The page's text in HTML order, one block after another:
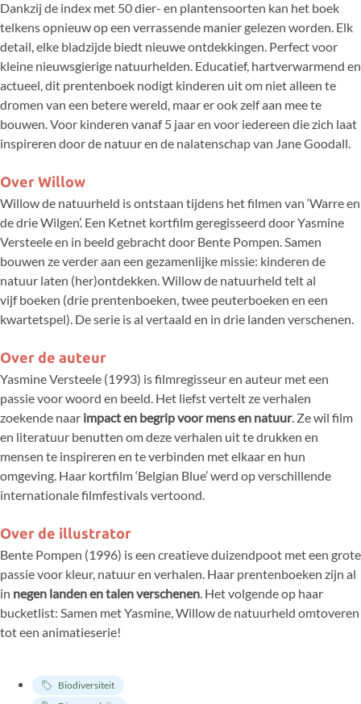
Dankzij de index met 50 dier- en plantensoorten kan het boek
telkens opnieuw op een verrassende manier gelezen worden. Elk
detail, elke bladzijde biedt nieuwe ontdekkingen. Perfect voor
kleine nieuwsgierige natuurhelden. Educatief, hartverwarmend en
actueel, dit prentenboek nodigt kinderen uit om niet alleen te
dromen van een betere wereld, maar er ook zelf aan mee te
bouwen. Voor kinderen vanaf 5 jaar en voor iedereen die zich laat
inspireren door de natuur en de nalatenschap van Jane Goodall.
Over Willow
Willow de natuurheld is ontstaan tijdens het filmen van ‘Warre en
de drie Wilgen’. Een Ketnet kortfilm geregisseerd door Yasmine
Versteele en in beeld gebracht door Bente Pompen. Samen
bouwen ze verder aan een gezamenlijke missie: kinderen de
natuur laten (her)ontdekken. Willow de natuurheld telt al
vijf boeken (drie prentenboeken, twee peuterboeken en een
kwartetspel). De serie is al vertaald en in drie landen verschenen.
Over de auteur
Yasmine Versteele (1993) is filmregisseur en auteur met een
passie voor woord en beeld. Het liefst vertelt ze verhalen
zoekende naar impact en begrip voor mens en natuur. Ze wil film
en literatuur benutten om deze verhalen uit te drukken en
mensen te inspireren en te verbinden met elkaar en hun
omgeving. Haar kortfilm ‘Belgian Blue’ werd op verschillende
internationale filmfestivals vertoond.
Over de illustrator
Bente Pompen (1996) is een creatieve duizendpoot met een grote
passie voor kleur, natuur en verhalen. Haar prentenboeken zijn al
in negen landen en talen verschenen . Het volgende op haar
bucketlist: Samen met Yasmine, Willow de natuurheld omtoveren
tot een animatieserie!
Biodiversiteit